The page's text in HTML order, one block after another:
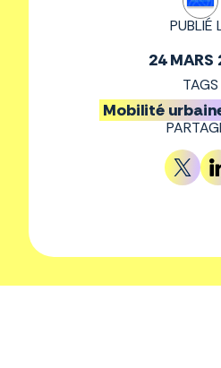
PUBLIÉ
24 MARS
TAGS
Mobilité